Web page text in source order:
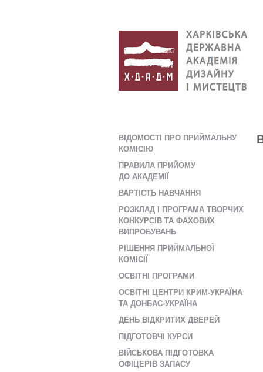
ВІДОМОСТІ ПРО ПРИЙМАЛЬНУ
КОМІСІЮ
ПРАВИЛА ПРИЙОМУ
ДО АКАДЕМІЇ
ВАРТІСТЬ НАВЧАННЯ
РОЗКЛАД І ПРОГРАМА ТВОРЧИХ
КОНКУРСІВ ТА ФАХОВИХ
ВИПРОБУВАНЬ
РІШЕННЯ ПРИЙМАЛЬНОЇ
КОМІСІЇ
ОСВІТНІ ПРОГРАМИ
ОСВІТНІ ЦЕНТРИ КРИМ-УКРАЇНА
ТА ДОНБАС-УКРАЇНА
ДЕНЬ ВІДКРИТИХ ДВЕРЕЙ
ПІДГОТОВЧІ КУРСИ
ВІЙСЬКОВА ПІДГОТОВКА
ОФІЦЕРІВ ЗАПАСУ